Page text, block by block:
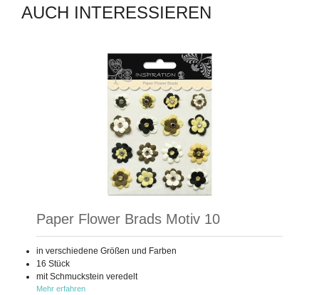
AUCH INTERESSIEREN
Paper Flower Brads Motiv 10
in verschiedene Größen und Farben
16 Stück
mit Schmuckstein veredelt
Mehr erfahren